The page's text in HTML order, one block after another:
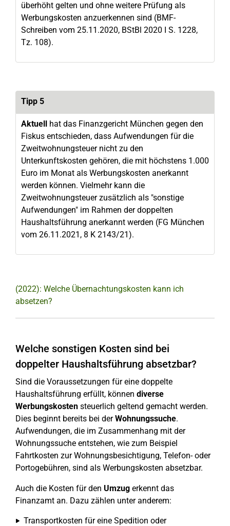
überhöht gelten und ohne weitere Prüfung als
Werbungskosten anzuerkennen sind (BMF-
Schreiben vom 25.11.2020, BStBl 2020 I S. 1228,
Tz. 108).
Tipp 5
Aktuell hat das Finanzgericht München gegen den
Fiskus entschieden, dass Aufwendungen für die
Zweitwohnungsteuer nicht zu den
Unterkunftskosten gehören, die mit höchstens 1.000
Euro im Monat als Werbungskosten anerkannt
werden können. Vielmehr kann die
Zweitwohnungsteuer zusätzlich als "sonstige
Aufwendungen" im Rahmen der doppelten
Haushaltsführung anerkannt werden (FG München
vom 26.11.2021, 8 K 2143/21).
(2022): Welche Übernachtungskosten kann ich
absetzen?
Welche sonstigen Kosten sind bei
doppelter Haushaltsführung absetzbar?
Sind die Voraussetzungen für eine doppelte
Haushaltsführung erfüllt, können diverse
Werbungskosten steuerlich geltend gemacht werden.
Dies beginnt bereits bei derWohnungssuche.
Aufwendungen, die im Zusammenhang mit der
Wohnungssuche entstehen, wie zum Beispiel
Fahrtkosten zur Wohnungsbesichtigung, Telefon- oder
Portogebühren, sind als Werbungskosten absetzbar.
Auch die Kosten für den Umzug erkennt das
Finanzamt an. Dazu zählen unter anderem:
Transportkosten für eine Spedition oder